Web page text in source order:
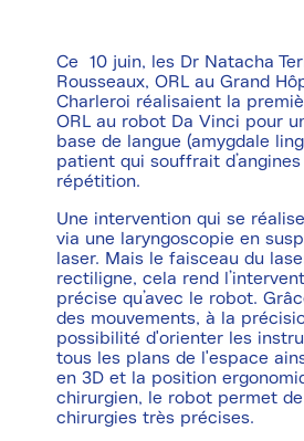
Ce 10 juin, les Dr Natacha
Rousseaux, ORL au Grand
Charleroi réalisaient la
ORL au robot Da Vinci pour
base de langue (amygdale
patient qui souffrait
répétition.
Une intervention qui se
via une laryngoscopie en
laser. Mais le faisceau du
rectiligne, cela rend
précise qu’avec le robot.
des mouvements, à la
possibilité d'orienter les
tous les plans de l'espace
en 3D et la position
chirurgien, le robot permet
chirurgies très précises.